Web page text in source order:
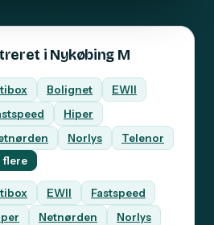
i Nykøbing M
Bolignet
EWII
Hiper
Norlys
Telenor
flere
EWII
Fastspeed
Netnørden
Norlys